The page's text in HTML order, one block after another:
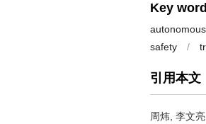
Key
safety
/
引用本文
周炜, 李文亮,